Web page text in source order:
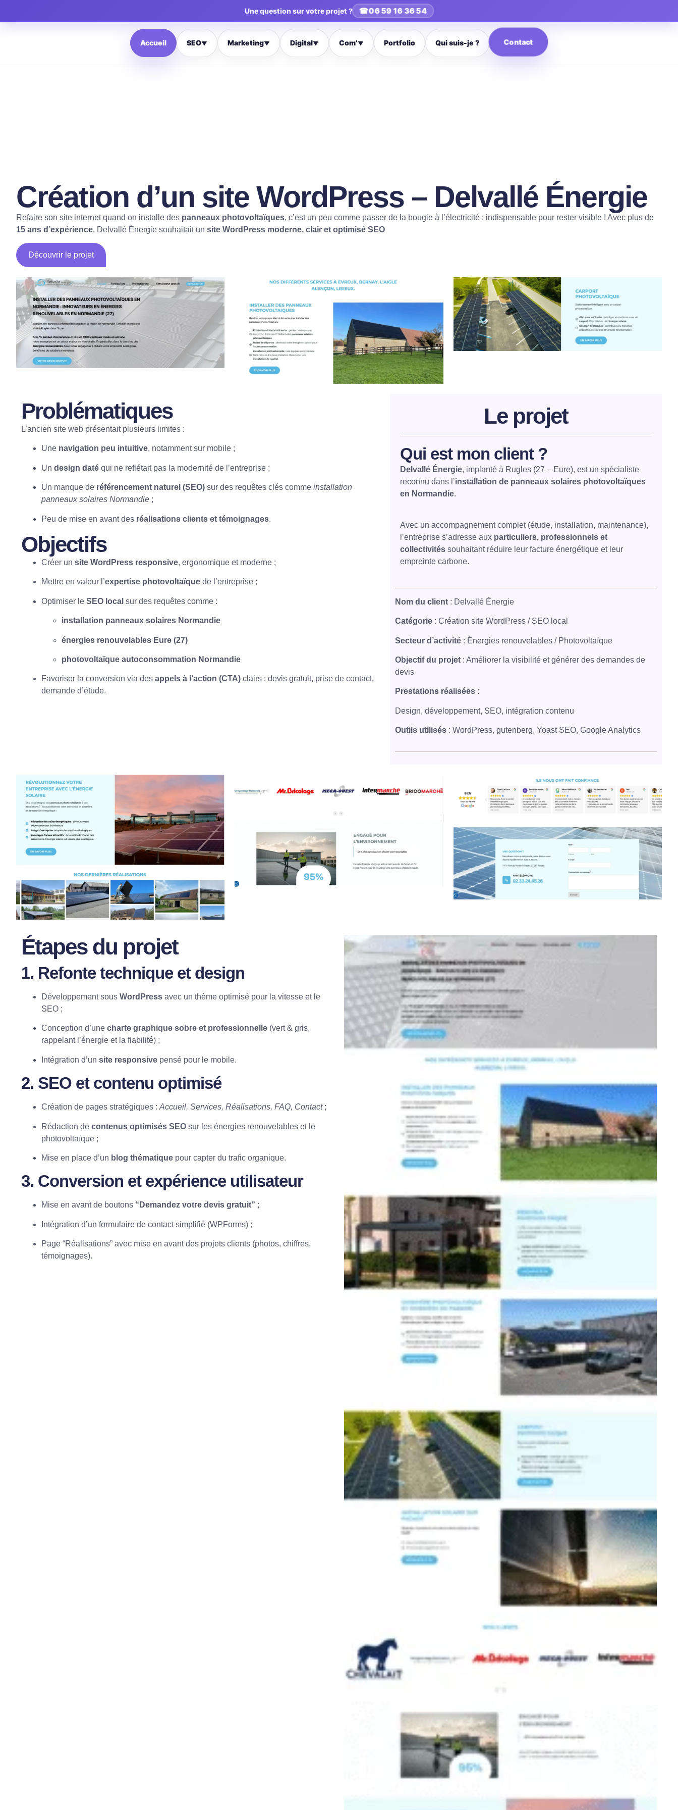
Une question sur votre projet ? ☎06 59 16 36 54
Accueil SEO▼ Marketing▼ Digital▼ Com’▼ Portfolio Qui suis-je ? Contact
Création d’un site WordPress – Delvallé Énergie
Refaire son site internet quand on installe des panneaux photovoltaïques, c’est un peu comme passer de la bougie à l’électricité : indispensable pour rester visible ! Avec plus de
15 ans d’expérience, Delvallé Énergie souhaitait un site WordPress moderne, clair et optimisé SEO
Découvrir le projet
Problématiques
L’ancien site web présentait plusieurs limites :
Une navigation peu intuitive, notamment sur mobile ;
Un design daté qui ne reflétait pas la modernité de l’entreprise ;
Un manque de référencement naturel (SEO) sur des requêtes clés comme installation
panneaux solaires Normandie ;
Peu de mise en avant des réalisations clients et témoignages.
Objectifs
Créer un site WordPress responsive, ergonomique et moderne ;
Mettre en valeur l’expertise photovoltaïque de l’entreprise ;
Optimiser le SEO local sur des requêtes comme :
installation panneaux solaires Normandie
énergies renouvelables Eure (27)
photovoltaïque autoconsommation Normandie
Favoriser la conversion via des appels à l’action (CTA) clairs : devis gratuit, prise de contact,
demande d’étude.
Le projet
Qui est mon client ?
Delvallé Énergie, implanté à Rugles (27 – Eure), est un spécialiste
reconnu dans l’installation de panneaux solaires photovoltaïques
en Normandie.
Avec un accompagnement complet (étude, installation, maintenance),
l’entreprise s’adresse aux particuliers, professionnels et
collectivités souhaitant réduire leur facture énergétique et leur
empreinte carbone.
Nom du client : Delvallé Énergie
Catégorie : Création site WordPress / SEO local
Secteur d’activité : Énergies renouvelables / Photovoltaïque
Objectif du projet : Améliorer la visibilité et générer des demandes de
devis
Prestations réalisées :
Design, développement, SEO, intégration contenu
Outils utilisés : WordPress, gutenberg, Yoast SEO, Google Analytics
Étapes du projet
1. Refonte technique et design
Développement sous WordPress avec un thème optimisé pour la vitesse et le
SEO ;
Conception d’une charte graphique sobre et professionnelle (vert & gris,
rappelant l’énergie et la fiabilité) ;
Intégration d’un site responsive pensé pour le mobile.
2. SEO et contenu optimisé
Création de pages stratégiques : Accueil, Services, Réalisations, FAQ, Contact;
Rédaction de contenus optimisés SEO sur les énergies renouvelables et le
photovoltaïque ;
Mise en place d’un blog thématique pour capter du trafic organique.
3. Conversion et expérience utilisateur
Mise en avant de boutons “Demandez votre devis gratuit” ;
Intégration d’un formulaire de contact simplifié (WPForms) ;
Page “Réalisations” avec mise en avant des projets clients (photos, chiffres,
témoignages).